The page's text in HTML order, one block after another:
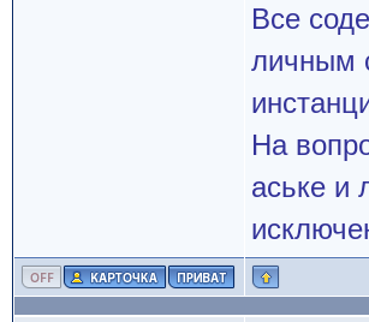
Все
личным
На
аське и